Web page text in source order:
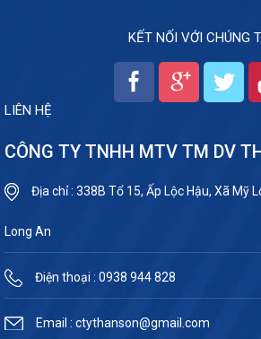
KẾT NỐI VỚI CHÚNG
LIÊN HỆ
CÔNG TY TNHH MTV TM DV
Địa chỉ : 338B Tổ 15, Ấp Lộc Hậu, Xã Mỹ
Long An
Điện thoại : 0938 944 828
Email : ctythanson@gmail.com